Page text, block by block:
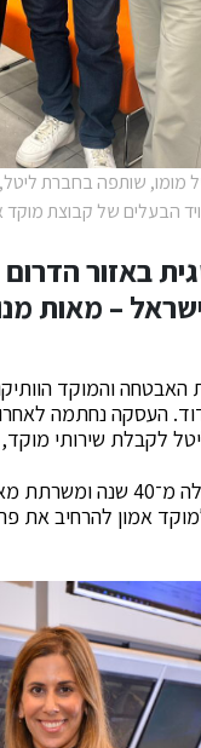
מומו, שותפה בחברת
הבעלים של קבוצת מוקד
באזור
– מאות
והמוקד
לקבלת שירותי מוקד,
מוקד ליטל, שפועלת
אמון להרחיב את